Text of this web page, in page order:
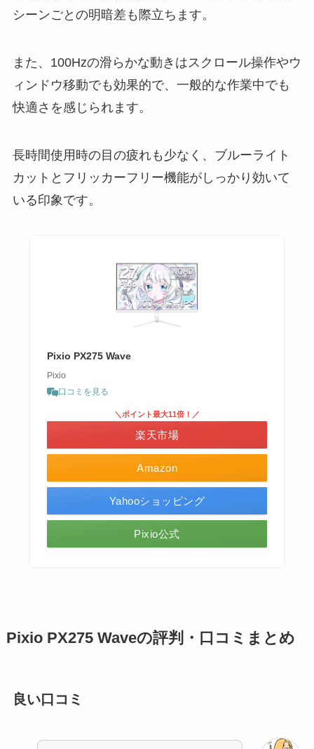
シーンごとの明暗差も際立ちます。
また、100Hzの滑らかな動きはスクロール操作やウ
ィンドウ移動でも効果的で、一般的な作業中でも
快適さを感じられます。
長時間使用時の目の疲れも少なく、ブルーライト
カットとフリッカーフリー機能がしっかり効いて
いる印象です。
Pixio PX275 Wave
Pixio
口コミを見る
Amazon
＼ポイント最大11倍！／
楽天市場
Yahooショッピング
Pixio公式
Pixio PX275 Waveの評判・口コミまとめ
良い口コミ